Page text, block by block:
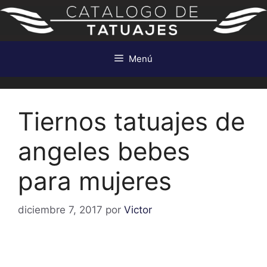
Saltar
contenido
Menú
Tiernos tatuajes de
angeles bebes
para mujeres
diciembre 7, 2017 por Victor